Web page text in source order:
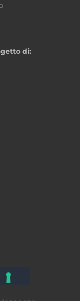
di: